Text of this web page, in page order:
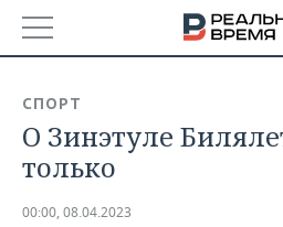
БАШКОРТОСТАН
ТАТАРСТАН
НОВОСТИ
АНАЛИТИКА
СПОРТ
О Зинэтуле
только
00:00, 08.04.2023